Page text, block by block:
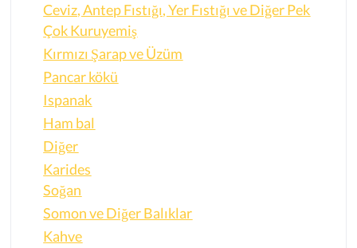
Ceviz, Antep Fıstığı, Yer Fıstığı ve Diğer Pek
Çok Kuruyemiş
Kırmızı Şarap ve Üzüm
Pancar kökü
Ispanak
Ham bal
Diğer
Karides
Soğan
Somon ve Diğer Balıklar
Kahve